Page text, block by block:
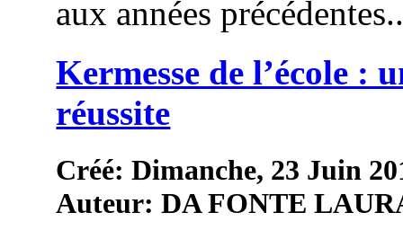
aux années
Kermesse de l’école :
réussite
Créé: Dimanche, 23 Juin
Auteur: DA FONTE